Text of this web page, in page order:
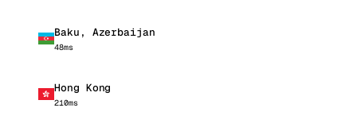
Baku, Azerbaijan
48ms
Hong Kong
210ms